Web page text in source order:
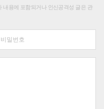
내용에 포함되거나 인신공격성 글은 관